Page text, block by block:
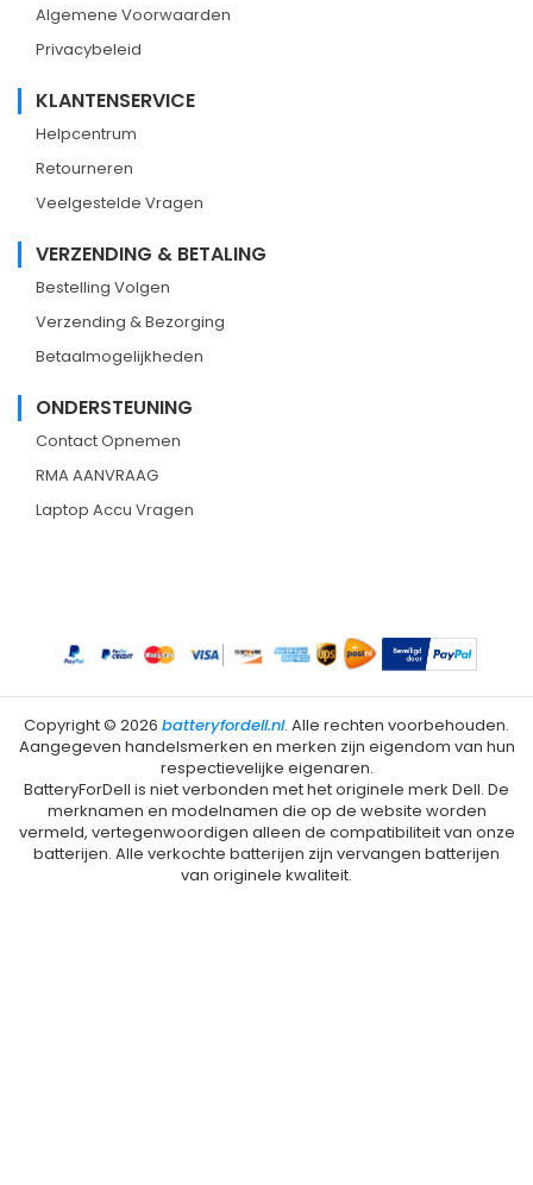
Algemene Voorwaarden
Privacybeleid
KLANTENSERVICE
Helpcentrum
Retourneren
Veelgestelde Vragen
VERZENDING & BETALING
Bestelling Volgen
Verzending & Bezorging
Betaalmogelijkheden
ONDERSTEUNING
Contact Opnemen
RMA AANVRAAG
Laptop Accu Vragen
Copyright © 2026 batteryfordell.nl. Alle rechten voorbehouden.
Aangegeven handelsmerken en merken zijn eigendom van hun
respectievelijke eigenaren.
BatteryForDell is niet verbonden met het originele merk Dell. De
merknamen en modelnamen die op de website worden
vermeld, vertegenwoordigen alleen de compatibiliteit van onze
batterijen. Alle verkochte batterijen zijn vervangen batterijen
van originele kwaliteit.